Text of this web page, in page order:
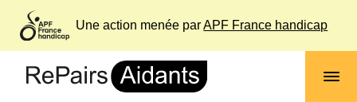
Une action menée parAPF France handicap